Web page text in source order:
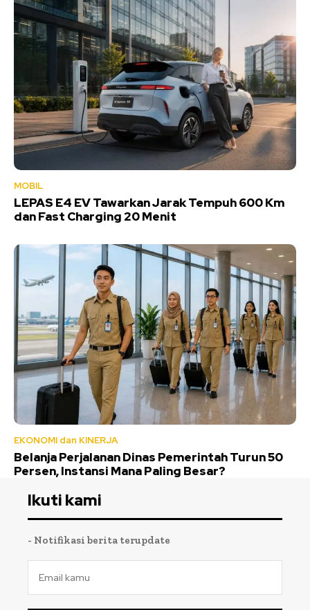
MOBIL
LEPAS E4 EV Tawarkan Jarak Tempuh 600 Km
dan Fast Charging 20 Menit
EKONOMI dan KINERJA
Belanja Perjalanan Dinas Pemerintah Turun 50
Persen, Instansi Mana Paling Besar?
Ikuti kami
- Notifikasi berita terupdate